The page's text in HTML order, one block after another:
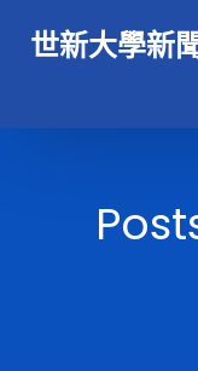
世新大學新